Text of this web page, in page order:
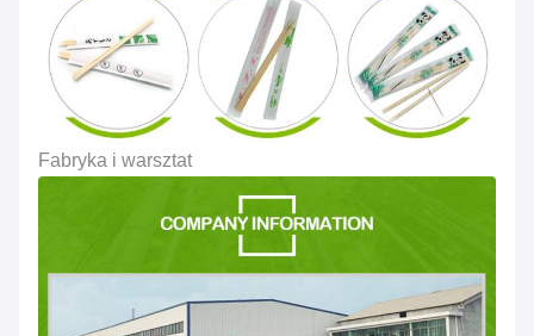
Fabryka i warsztat